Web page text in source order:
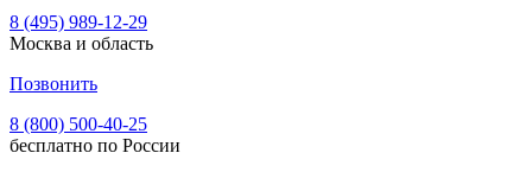
8 (495) 989-12-29
Москва и область
Позвонить
8 (800) 500-40-25
бесплатно по России